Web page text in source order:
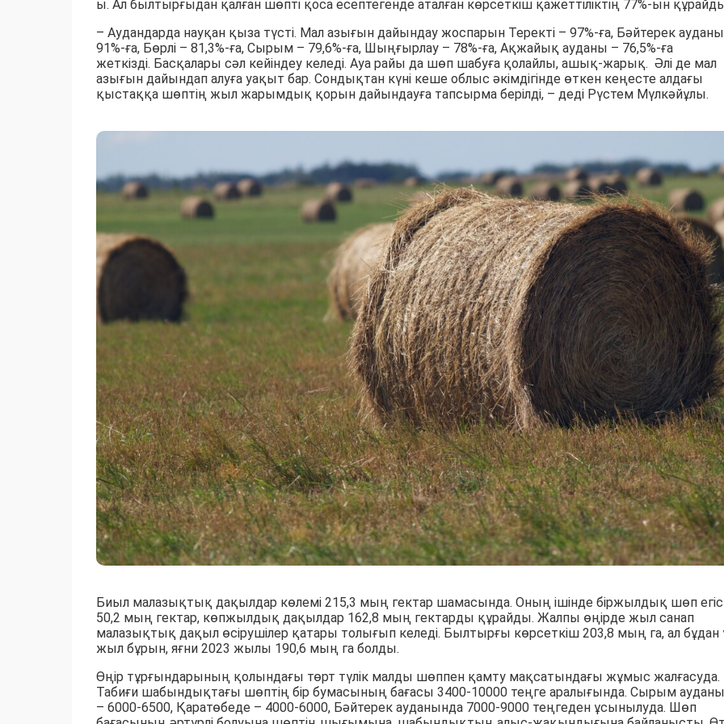
ы. Ал былтырғыдан қалған шөпті қоса есептегенде аталған көрсеткіш қажеттіліктің 77%-ын
– Аудандарда науқан қыза түсті. Мал азығын дайындау жоспарын Теректі – 97%-ға, Бәйтерек
91%-ға, Бөрлі – 81,3%-ға, Сырым – 79,6%-ға, Шыңғырлау – 78%-ға, Ақжайық ауданы – 76,5%-ға
жеткізді. Басқалары сәл кейіндеу келеді. Ауа райы да шөп шабуға қолайлы, ашық-жарық. Әлі де мал
азығын дайындап алуға уақыт бар. Сондықтан күні кеше облыс әкімдігінде өткен кеңесте алдағы
қыстаққа шөптің жыл жарымдық қорын дайындауға тапсырма берілді, – деді Рүстем Мүлкәйұлы.
Биыл малазықтық дақылдар көлемі 215,3 мың гектар шамасында. Оның ішінде біржылдық шөп
50,2 мың гектар, көпжылдық дақылдар 162,8 мың гектарды құрайды. Жалпы өңірде жыл санап
малазықтық дақыл өсірушілер қатары толығып келеді. Былтырғы көрсеткіш 203,8 мың га, ал
жыл бұрын, яғни 2023 жылы 190,6 мың га болды.
Өңір тұрғындарының қолындағы төрт түлік малды шөппен қамту мақсатындағы жұмыс жалғасуда.
Табиғи шабындықтағы шөптің бір бумасының бағасы 3400-10000 теңге аралығында. Сырым
– 6000-6500, Қаратөбеде – 4000-6000, Бәйтерек ауданында 7000-9000 теңгеден ұсынылуда. Шөп